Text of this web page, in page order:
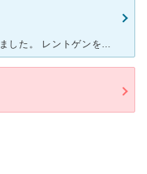
歯が痛くて行きました。予約はすぐとれました。 レントゲンを撮ってもらい、虫歯と言われて結構深いので神経まで取る羽目に。 とにかく痛い！全然、麻酔が効いてないのか、飛び上がるほどの痛さでツラすぎた。